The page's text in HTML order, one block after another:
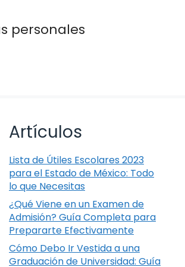
personales
Artículos
Lista de Útiles Escolares 2023
para el Estado de México: Todo
lo que Necesitas
¿Qué Viene en un Examen de
Admisión? Guía Completa para
Prepararte Efectivamente
Cómo Debo Ir Vestida a una
Graduación de Universidad: Guía